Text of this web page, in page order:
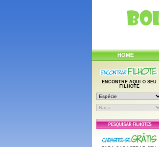
HOME
ENCONTRE AQUI O SEU
FILHOTE